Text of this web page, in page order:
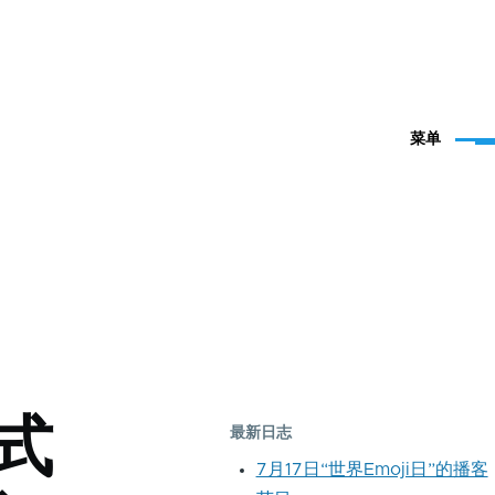
菜单
最新日志
7月17日“世界Emoji日”的播客